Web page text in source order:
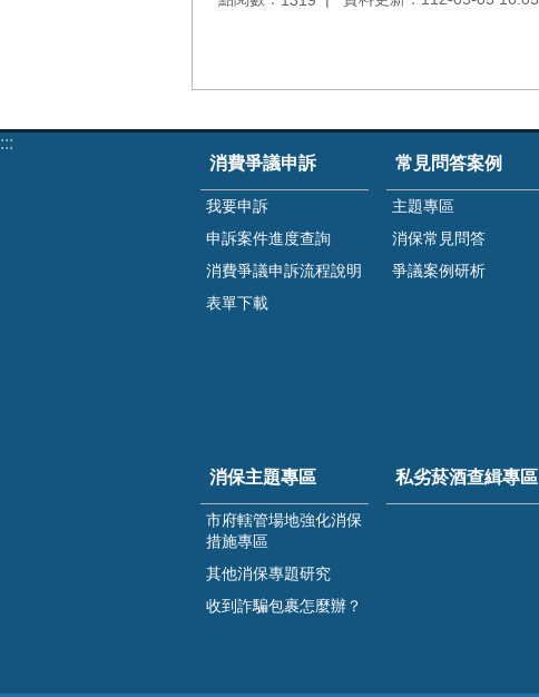
:::
消費爭議申訴
我要申訴
申訴案件進度查詢
消費爭議申訴流程說明
表單下載
常見問答案例
主題專區
消保常見問答
爭議案例研析
消保主題專區
市府轄管場地強化消保
措施專區
其他消保專題研究
收到詐騙包裹怎麼辦？
私劣菸酒查緝專區